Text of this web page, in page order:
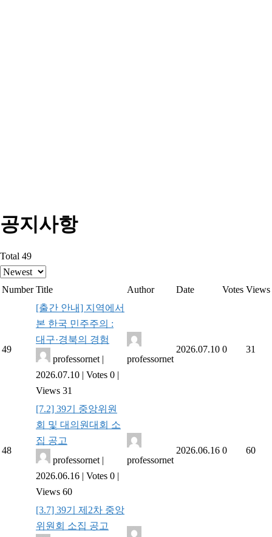
공지사항
Total 49
Number Title Author Date Votes Views
49
[출간 안내] 지역에서
본 한국 민주주의 :
대구·경북의 경험
professornet |
2026.07.10 | Votes 0 |
Views 31
professornet
2026.07.10 0 31
48
[7.2] 39기 중앙위원
회 및 대의원대회 소
집 공고
professornet |
2026.06.16 | Votes 0 |
Views 60
professornet
2026.06.16 0 60
[3.7] 39기 제2차 중앙
위원회 소집 공고